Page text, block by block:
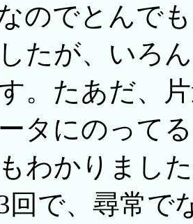
のでとんで
たが、いろ
。たあだ、
タにのって
わかりまし
回で、尋常で